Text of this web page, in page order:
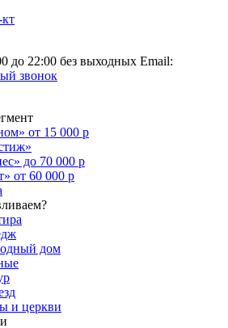
до 22:00 без выходных Email:
звонок
от 15 000 р
до 70 000 р
от 60 000 р
дом
и церкви